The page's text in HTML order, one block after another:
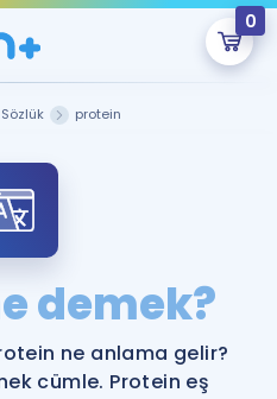
0
An Boş.
onlarca eğitim seni
Sözlük protein
demek?
ne anlama gelir?
cümle. Protein eş